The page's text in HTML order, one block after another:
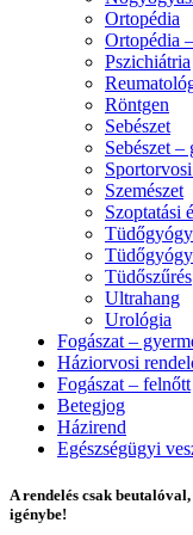
Ortopédia
Ortopédia
Pszichiátria
Röntgen
Sebészet
Sebészet –
Szemészet
Szoptatási
Tüdőszűrés
Ultrahang
Urológia
Fogászat –
Háziorvosi
Fogászat – felnőtt
Betegjog
Házirend
Egészségügyi
A rendelés csak
igénybe!